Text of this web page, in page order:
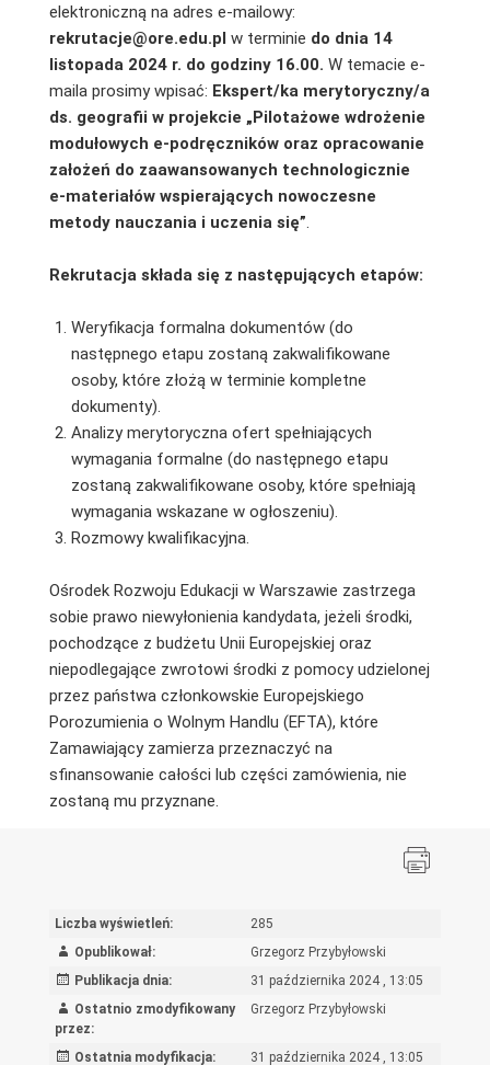
elektroniczną na adres e-mailowy:
rekrutacje@ore.edu.pl w terminie do dnia 14
listopada 2024 r. do godziny 16.00. W temacie e-
maila prosimy wpisać: Ekspert/ka merytoryczny/a
ds. geografii w projekcie „Pilotażowe wdrożenie
modułowych e-podręczników oraz opracowanie
założeń do zaawansowanych technologicznie
e‑materiałów wspierających nowoczesne
metody nauczania i uczenia się”.
Rekrutacja składa się z następujących etapów:
Weryfikacja formalna dokumentów (do
następnego etapu zostaną zakwalifikowane
osoby, które złożą w terminie kompletne
dokumenty).
Analizy merytoryczna ofert spełniających
wymagania formalne (do następnego etapu
zostaną zakwalifikowane osoby, które spełniają
wymagania wskazane w ogłoszeniu).
Rozmowy kwalifikacyjna.
Ośrodek Rozwoju Edukacji w Warszawie zastrzega
sobie prawo niewyłonienia kandydata, jeżeli środki,
pochodzące z budżetu Unii Europejskiej oraz
niepodlegające zwrotowi środki z pomocy udzielonej
przez państwa członkowskie Europejskiego
Porozumienia o Wolnym Handlu (EFTA), które
Zamawiający zamierza przeznaczyć na
sfinansowanie całości lub części zamówienia, nie
zostaną mu przyznane.
Liczba wyświetleń:
285
Opublikował:
Grzegorz Przybyłowski
Publikacja dnia:
31 października 2024 , 13:05
Ostatnio zmodyfikowany
przez:
Grzegorz Przybyłowski
Ostatnia modyfikacja: 31 października 2024 , 13:05